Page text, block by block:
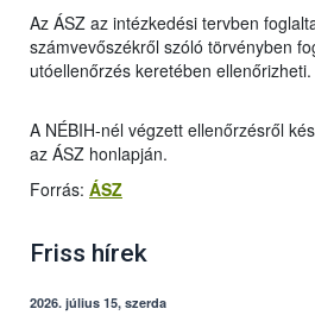
Az ÁSZ az intézkedési tervben
számvevőszékről szóló törvényben
utóellenőrzés keretében ellenőrizheti.
A NÉBIH-nél végzett ellenőrzésről
az ÁSZ honlapján.
Forrás: ÁSZ
Friss hírek
2026. július 15, szerda